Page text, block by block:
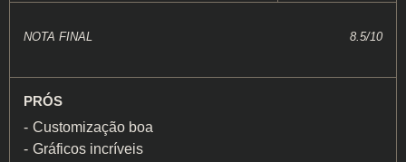
NOTA FINAL 8.5/10
PRÓS
Customização boa
Gráficos incríveis